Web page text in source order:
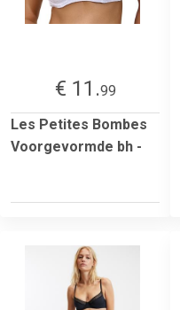
€ 11.99
Les Petites Bombes
Voorgevormde bh -